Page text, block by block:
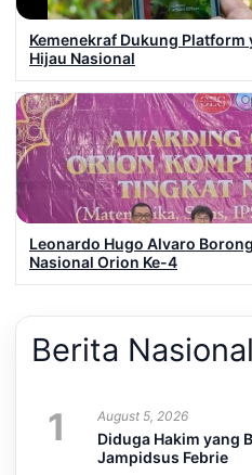
Kemenekraf Dukung Platform
Hijau Nasional
Leonardo Hugo Alvaro
Nasional Orion Ke-4
Berita Nasional
1 August 5, 2026
Diduga Hakim yang
Jampidsus Febrie